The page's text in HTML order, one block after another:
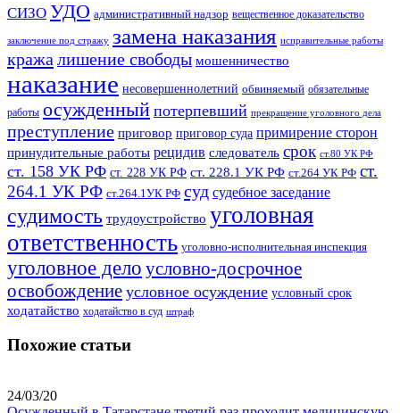
СИЗО УДО административный надзор вещественное доказательство
заключение под стражу замена наказания исправительные работы
кража лишение свободы мошенничество
наказание несовершеннолетний обвиняемый обязательные
работы осужденный потерпевший прекращение уголовного дела
преступление приговор приговор суда примирение сторон
принудительные работы рецидив следователь срок ст.80 УК РФ
ст. 158 УК РФ ст. 228 УК РФ ст. 228.1 УК РФ ст.264 УК РФ ст.
264.1 УК РФ ст.264.1УК РФ суд судебное заседание
судимость трудоустройство уголовная
ответственность уголовно-исполнительная инспекция
уголовное дело условно-досрочное
освобождение условное осуждение условный срок
ходатайство ходатайство в суд штраф
Похожие статьи
24/03/20